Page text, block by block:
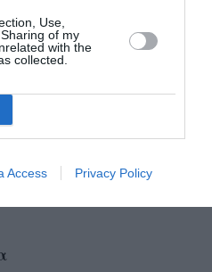
Use,
of my
with the
collected.
Access Privacy Policy
Sugar